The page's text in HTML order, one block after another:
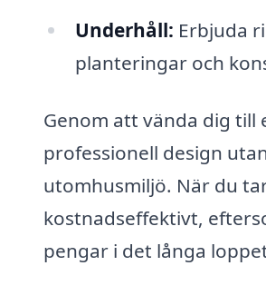
Underhåll: Erbjuda
planteringar och
Genom att vända dig till
professionell design
utomhusmiljö. När du
kostnadseffektivt,
pengar i det långa